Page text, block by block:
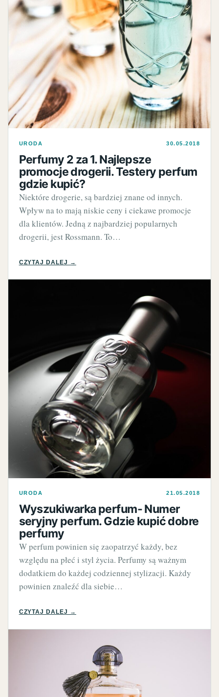
URODA 30.05.2018
Perfumy 2 za 1. Najlepsze
promocje drogerii. Testery perfum
gdzie kupić?
Niektóre drogerie, są bardziej znane od innych.
Wpływ na to mają niskie ceny i ciekawe promocje
dla klientów. Jedną z najbardziej popularnych
drogerii, jest Rossmann. To…
CZYTAJ DALEJ →
URODA 21.05.2018
Wyszukiwarka perfum- Numer
seryjny perfum. Gdzie kupić dobre
perfumy
W perfum powinien się zaopatrzyć każdy, bez
względu na płeć i styl życia. Perfumy są ważnym
dodatkiem do każdej codziennej stylizacji. Każdy
powinien znaleźć dla siebie…
CZYTAJ DALEJ →